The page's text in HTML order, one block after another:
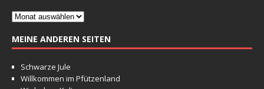
MEINE ANDEREN SEITEN
Schwarze Jule
Willkommen im Pfützenland